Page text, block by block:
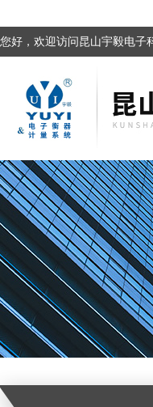
您好，欢迎访问昆山宇毅电子